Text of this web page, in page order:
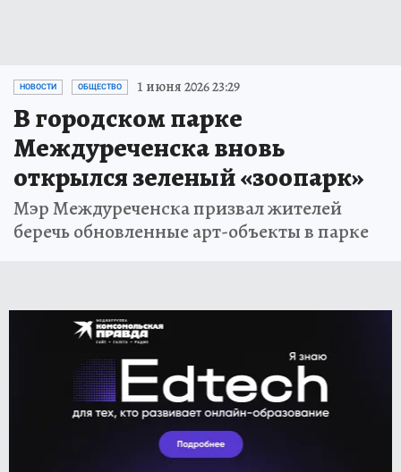
НОВОСТИ ОБЩЕСТВО 1 июня 2026 23:29
В городском парке
Междуреченска вновь
открылся зеленый «зоопарк»
Мэр Междуреченска призвал жителей
беречь обновленные арт-объекты в парке